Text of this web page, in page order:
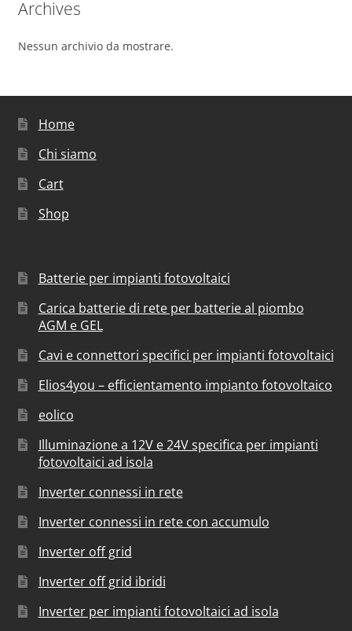
Archives
Nessun archivio da mostrare.
Home
Chi siamo
Cart
Shop
Batterie per impianti fotovoltaici
Carica batterie di rete per batterie al piombo
AGM e GEL
Cavi e connettori specifici per impianti fotovoltaici
Elios4you – efficientamento impianto fotovoltaico
eolico
Illuminazione a 12V e 24V specifica per impianti
fotovoltaici ad isola
Inverter connessi in rete
Inverter connessi in rete con accumulo
Inverter off grid
Inverter off grid ibridi
Inverter per impianti fotovoltaici ad isola